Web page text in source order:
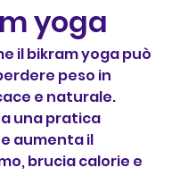
yoga
il bikram yoga può
peso in
e naturale.
una pratica
aumenta il
brucia calorie e